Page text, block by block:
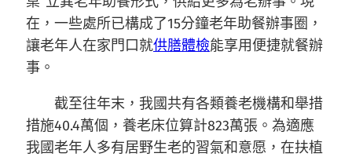
在，一些處所已構成了15分鐘老年助餐辦事圈，
讓老年人在家門口就供膳體檢能享用便捷就餐辦
事。
截至往年末，我國共有各類養老機構和舉措
措施40.4萬個，養老床位算計823萬張。為適應
我國老年人多有居野生老的習氣和意愿，在扶植